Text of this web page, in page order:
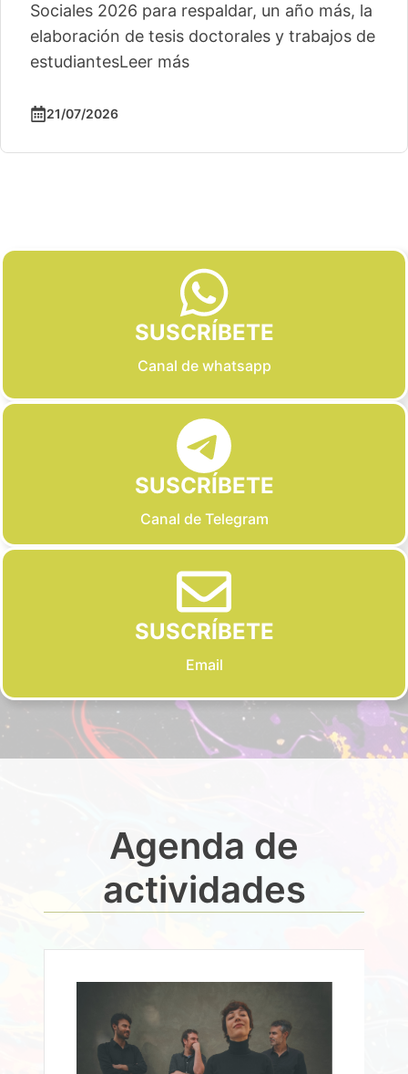
Sociales 2026 para respaldar, un año más, la
elaboración de tesis doctorales y trabajos de
estudiantesLeer más
21/07/2026
SUSCRÍBETE
Canal de whatsapp
SUSCRÍBETE
Canal de Telegram
SUSCRÍBETE
Email
Agenda de
actividades